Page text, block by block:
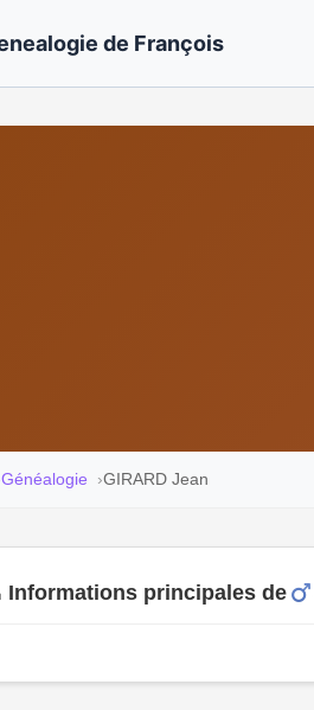
de François
Généalogie GIRARD Jean
Informations principales de